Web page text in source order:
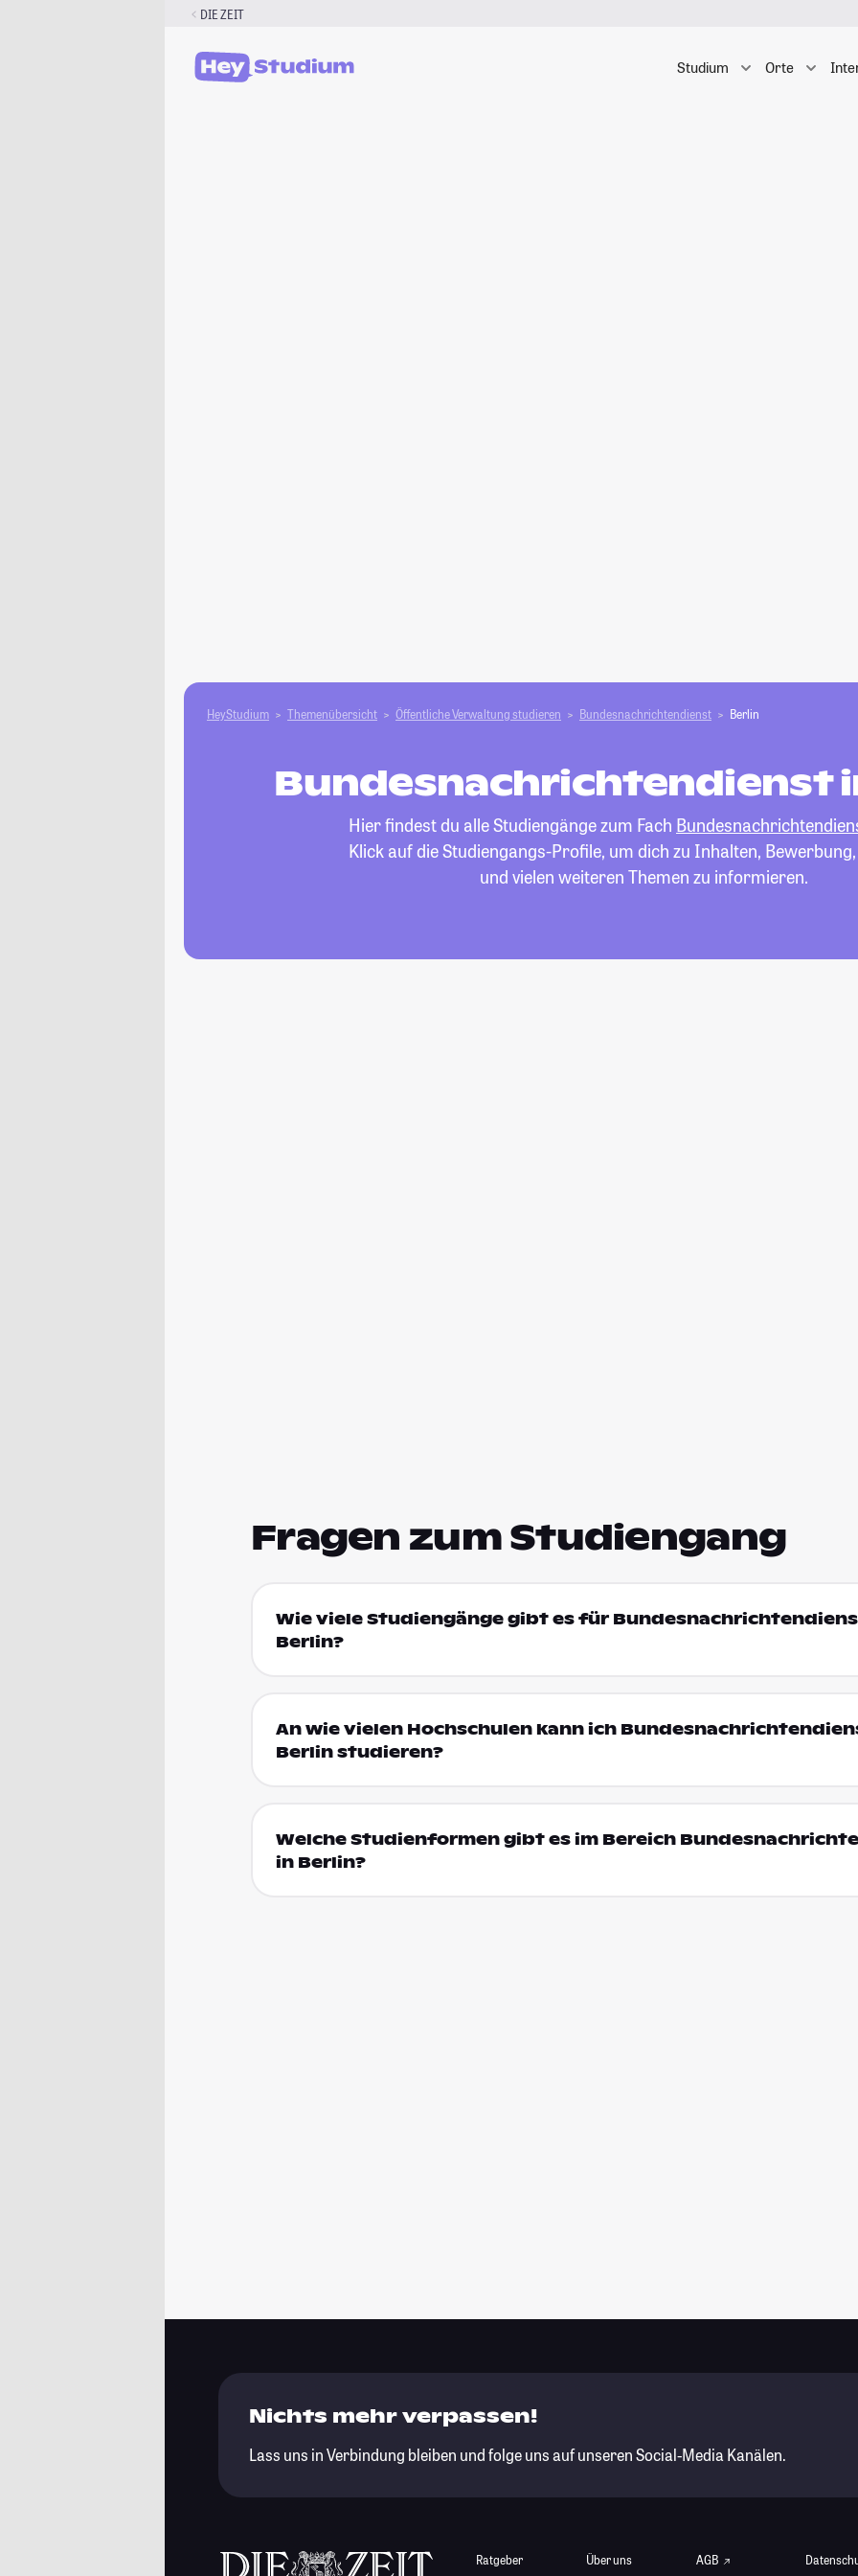
DIE ZEIT
Studium Orte
HeyStudium Themenübersicht Öffentliche Verwaltung studieren Bundesnachrichtendienst Berlin
Bundesnachrichtendienst
Hier findest du alle Studiengänge zum Fach
Klick auf die Studiengangs-Profile, um dich zu Inhalten,
und vielen weiteren Themen zu informieren.
Fragen zum Studiengang
Wie viele Studiengänge gibt es für
Berlin?
An wie vielen Hochschulen kann ich
Berlin studieren?
Welche Studienformen gibt es im Bereich
in Berlin?
Nichts mehr verpassen!
Lass uns in Verbindung bleiben und folge uns auf unseren Social-Media Kanälen.
Ratgeber Über uns AGB